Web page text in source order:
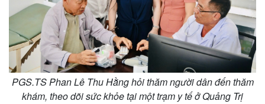
PGS.TS Phan Lê Thu Hằng hỏi thăm người dân đến thăm
khám, theo dõi sức khỏe tại một trạm y tế ở Quảng Trị